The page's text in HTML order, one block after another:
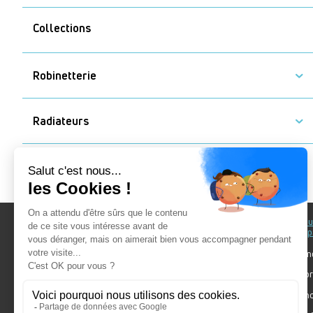
FIC - Villeneuve-lès-Béziers
FRANCESCHINI – Ambarès et
Lagrave
JUSTIN BLEGER - Colmar
Hilsenheim
LA BOUTIQUE – La Teste de
LEBLANC - AMIENS
LE HOLLOCO - Herblay
LE HOLLOCO - L'Isle-Adam
BAINS
Collections
Robinetterie
Radiateurs
Cuisine
Au fil du Bain
Nos showrooms
Nos engagements
Au fil
Nos
Votre
Bien